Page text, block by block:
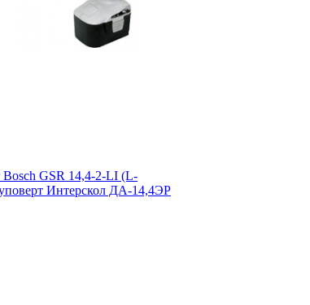
Bosch GSR 14,4-2-LI (L-
Интерскол ДА-14,4ЭР